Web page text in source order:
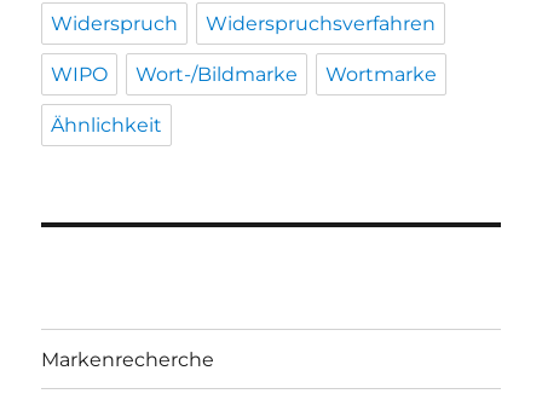
Widerspruch Widerspruchsverfahren
WIPO Wort-/Bildmarke Wortmarke
Ähnlichkeit
Markenrecherche